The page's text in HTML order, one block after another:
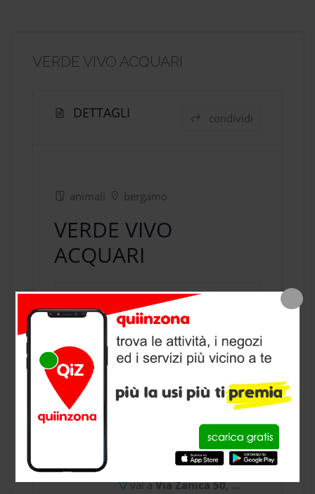
VERDE VIVO ACQUARI
DETTAGLI condividi
animali bergamo
VERDE VIVO
ACQUARI
a Bergamo,
provincia di Bergamo
CONTATTI
usa gratis quiinzona e :
vai aVia Zanica 50, ...